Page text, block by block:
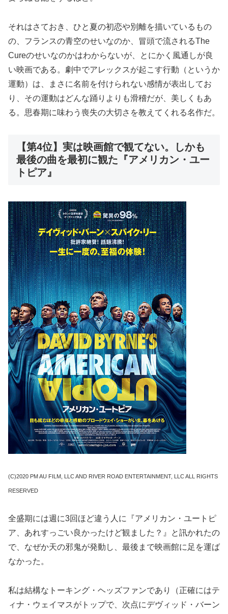
それはさておき、ひと夏の初恋や別離を描いているもの
の、フランスの青空のせいなのか、冒頭で流されるThe
Cureのせいなのかはわからないが、とにかく風通しが良
い映画である。劇中でアレックスが起こす行動（というか
運動）は、まさに名前を付けられない感情が表出してお
り、その運動はどんな踊りよりも滑稽だが、美しくもあ
る。思春期に味わう喪失の大切さを教えてくれる名作だ。
【第4位】実は映画館で観てない。しかも
最後の曲を最初に観た『アメリカン・ユー
トピア』
(C)2020 PM AU FILM, LLC AND RIVER ROAD ENTERTAINMENT, LLC ALL RIGHTS
RESERVED
全盛期には週に3回ほど違う人に『アメリカン・ユートピ
ア、あれすっごい良かったけど観ました？』と訊かれたの
で、なぜか天の邪鬼が発動し、最後まで映画館に足を運ば
なかった。
私は結構なトーキング・ヘッズファンであり（正確にはテ
ィナ・ウェイマスがトップで、次点にデヴィッド・バーン